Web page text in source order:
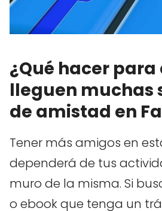
¿Qué hacer
lleguen muchas
de amistad en
Tener más amigos en
dependerá de tus
muro de la misma. Si
o ebook que tenga un